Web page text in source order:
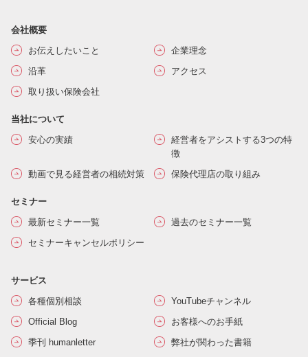
会社概要
お伝えしたいこと
企業理念
沿革
アクセス
取り扱い保険会社
当社について
安心の実績
経営者をアシストする3つの特
徴
動画で見る経営者の相続対策
保険代理店の取り組み
セミナー
最新セミナー一覧
過去のセミナー一覧
セミナーキャンセルポリシー
サービス
各種個別相談
YouTubeチャンネル
Official Blog
お客様へのお手紙
季刊 humanletter
弊社が関わった書籍